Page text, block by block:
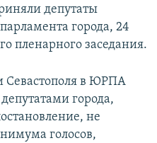
депутаты
города, 24
пленарного заседания.
Севастополя в ЮРПА
города,
не
голосов,